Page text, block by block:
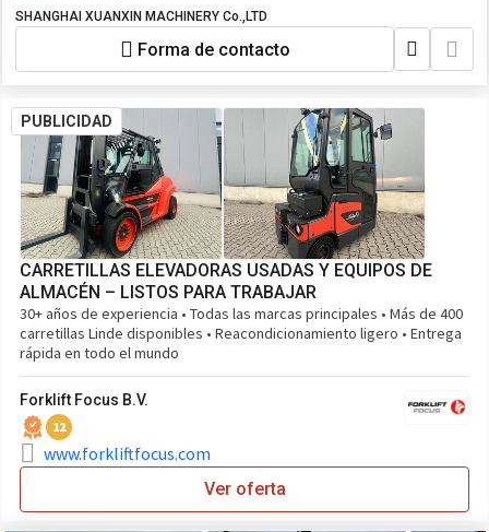
SHANGHAI XUANXIN MACHINERY Co.,LTD
Forma de contacto
PUBLICIDAD
CARRETILLAS ELEVADORAS USADAS Y EQUIPOS DE
ALMACÉN – LISTOS PARA TRABAJAR
30+ años de experiencia • Todas las marcas principales • Más de 400
carretillas Linde disponibles • Reacondicionamiento ligero • Entrega
rápida en todo el mundo
Forklift Focus B.V.
12
www.forkliftfocus.com
Ver oferta